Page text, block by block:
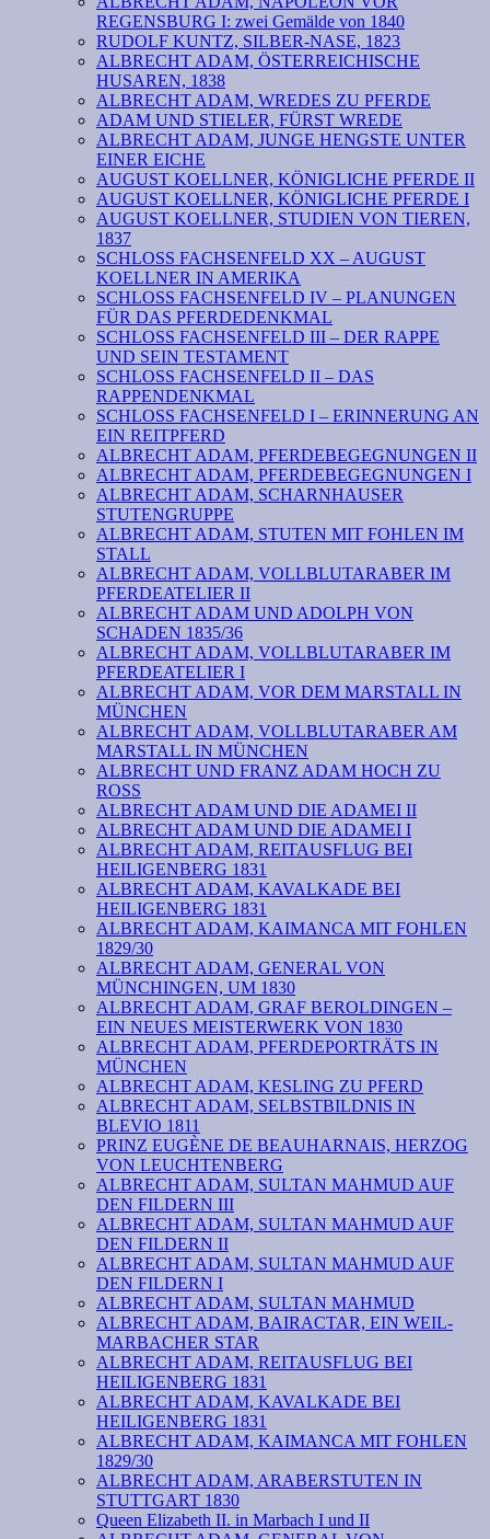
REGENSBURG I: zwei Gemälde von 1840
RUDOLF KUNTZ, SILBER-NASE, 1823
ALBRECHT ADAM, ÖSTERREICHISCHE
HUSAREN, 1838
ALBRECHT ADAM, WREDES ZU PFERDE
ADAM UND STIELER, FÜRST WREDE
ALBRECHT ADAM, JUNGE HENGSTE UNTER
EINER EICHE
AUGUST KOELLNER, KÖNIGLICHE PFERDE II
AUGUST KOELLNER, KÖNIGLICHE PFERDE I
AUGUST KOELLNER, STUDIEN VON TIEREN,
1837
SCHLOSS FACHSENFELD XX – AUGUST
KOELLNER IN AMERIKA
SCHLOSS FACHSENFELD IV – PLANUNGEN
FÜR DAS PFERDEDENKMAL
SCHLOSS FACHSENFELD III – DER RAPPE
UND SEIN TESTAMENT
SCHLOSS FACHSENFELD II – DAS
RAPPENDENKMAL
SCHLOSS FACHSENFELD I – ERINNERUNG AN
EIN REITPFERD
ALBRECHT ADAM, PFERDEBEGEGNUNGEN II
ALBRECHT ADAM, PFERDEBEGEGNUNGEN I
ALBRECHT ADAM, SCHARNHAUSER
STUTENGRUPPE
ALBRECHT ADAM, STUTEN MIT FOHLEN IM
STALL
ALBRECHT ADAM, VOLLBLUTARABER IM
PFERDEATELIER II
ALBRECHT ADAM UND ADOLPH VON
SCHADEN 1835/36
ALBRECHT ADAM, VOLLBLUTARABER IM
PFERDEATELIER I
ALBRECHT ADAM, VOR DEM MARSTALL IN
MÜNCHEN
ALBRECHT ADAM, VOLLBLUTARABER AM
MARSTALL IN MÜNCHEN
ALBRECHT UND FRANZ ADAM HOCH ZU
ROSS
ALBRECHT ADAM UND DIE ADAMEI II
ALBRECHT ADAM UND DIE ADAMEI I
ALBRECHT ADAM, REITAUSFLUG BEI
HEILIGENBERG 1831
ALBRECHT ADAM, KAVALKADE BEI
HEILIGENBERG 1831
ALBRECHT ADAM, KAIMANCA MIT FOHLEN
1829/30
ALBRECHT ADAM, GENERAL VON
MÜNCHINGEN, UM 1830
ALBRECHT ADAM, GRAF BEROLDINGEN –
EIN NEUES MEISTERWERK VON 1830
ALBRECHT ADAM, PFERDEPORTRÄTS IN
MÜNCHEN
ALBRECHT ADAM, KESLING ZU PFERD
ALBRECHT ADAM, SELBSTBILDNIS IN
BLEVIO 1811
PRINZ EUGÈNE DE BEAUHARNAIS, HERZOG
VON LEUCHTENBERG
ALBRECHT ADAM, SULTAN MAHMUD AUF
DEN FILDERN III
ALBRECHT ADAM, SULTAN MAHMUD AUF
DEN FILDERN II
ALBRECHT ADAM, SULTAN MAHMUD AUF
DEN FILDERN I
ALBRECHT ADAM, SULTAN MAHMUD
ALBRECHT ADAM, BAIRACTAR, EIN WEIL-
MARBACHER STAR
ALBRECHT ADAM, REITAUSFLUG BEI
HEILIGENBERG 1831
ALBRECHT ADAM, KAVALKADE BEI
HEILIGENBERG 1831
ALBRECHT ADAM, KAIMANCA MIT FOHLEN
1829/30
ALBRECHT ADAM, ARABERSTUTEN IN
STUTTGART 1830
Queen Elizabeth II. in Marbach I und II